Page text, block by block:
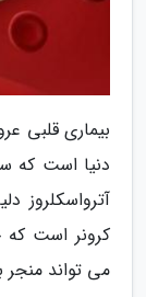
کرونر است
می تواند منجر